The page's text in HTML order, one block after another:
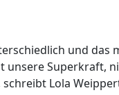
und das
unsere Superkraft,
Lola